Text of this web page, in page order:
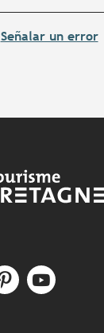
Señalar un error